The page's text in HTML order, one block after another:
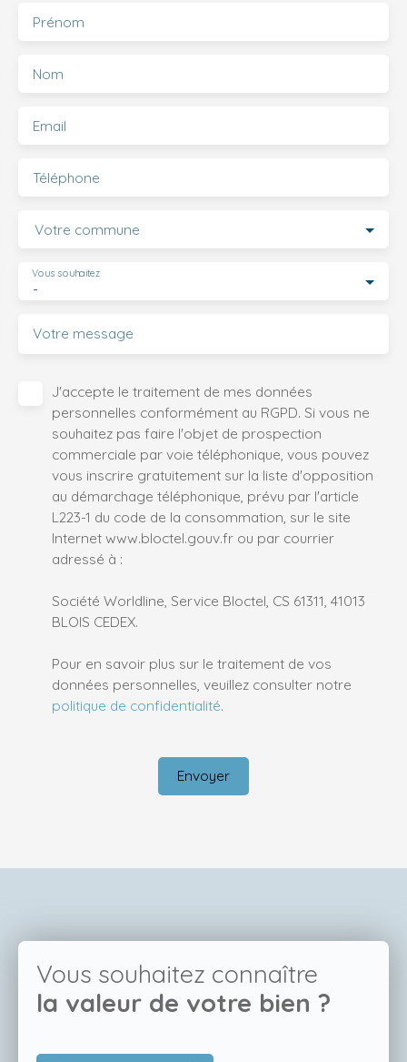
Prénom
Nom
Email
Téléphone
Votre commune
-
Vous souhaitez
Votre message
J'accepte le traitement de mes données
personnelles conformément au RGPD. Si vous ne
souhaitez pas faire l'objet de prospection
commerciale par voie téléphonique, vous pouvez
vous inscrire gratuitement sur la liste d'opposition
au démarchage téléphonique, prévu par l'article
L223-1 du code de la consommation, sur le site
Internet www.bloctel.gouv.fr ou par courrier
adressé à :
Société Worldline, Service Bloctel, CS 61311, 41013
BLOIS CEDEX.
Pour en savoir plus sur le traitement de vos
données personnelles, veuillez consulter notre
politique de confidentialité.
Envoyer
Vous souhaitez connaître
la valeur de votre bien ?